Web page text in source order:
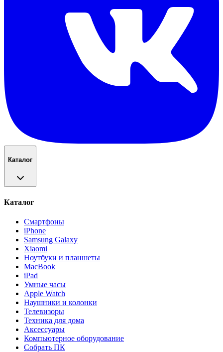
Каталог
Каталог
Смартфоны
iPhone
Samsung Galaxy
Xiaomi
Ноутбуки и планшеты
MacBook
iPad
Умные часы
Apple Watch
Наушники и колонки
Телевизоры
Техника для дома
Аксессуары
Компьютерное оборудование
Собрать ПК